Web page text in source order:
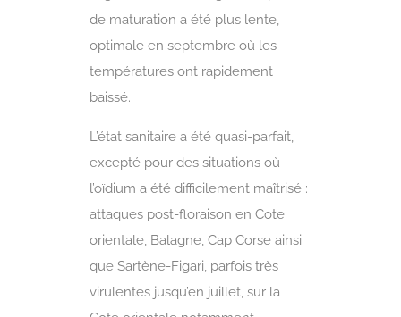
de maturation a été plus lente,
optimale en septembre où les
températures ont rapidement
baissé.
L’état sanitaire a été quasi-parfait,
excepté pour des situations où
l’oïdium a été difficilement maîtrisé :
attaques post-floraison en Cote
orientale, Balagne, Cap Corse ainsi
que Sartène-Figari, parfois très
virulentes jusqu’en juillet, sur la